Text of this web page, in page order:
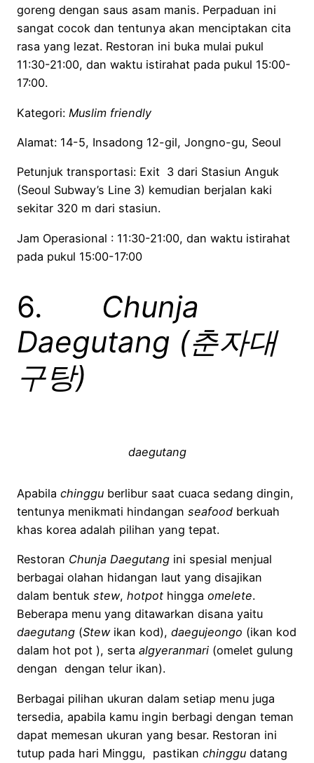
goreng dengan saus asam manis. Perpaduan ini
sangat cocok dan tentunya akan menciptakan cita
rasa yang lezat. Restoran ini buka mulai pukul
11:30-21:00, dan waktu istirahat pada pukul 15:00-
17:00.
Kategori: Muslim friendly
Alamat: 14-5, Insadong 12-gil, Jongno-gu, Seoul
Petunjuk transportasi: Exit 3 dari Stasiun Anguk
(Seoul Subway’s Line 3) kemudian berjalan kaki
sekitar 320 m dari stasiun.
Jam Operasional : 11:30-21:00, dan waktu istirahat
pada pukul 15:00-17:00
6. Chunja
Daegutang (춘자대
구탕)
daegutang
Apabila chinggu berlibur saat cuaca sedang dingin,
tentunya menikmati hindangan seafood berkuah
khas korea adalah pilihan yang tepat.
Restoran Chunja Daegutang ini spesial menjual
berbagai olahan hidangan laut yang disajikan
dalam bentuk stew, hotpot hingga omelete.
Beberapa menu yang ditawarkan disana yaitu
daegutang (Stewikan kod), daegujeongo (ikan kod
dalam hot pot ), serta algyeranmari (omelet gulung
dengan dengan telur ikan).
Berbagai pilihan ukuran dalam setiap menu juga
tersedia, apabila kamu ingin berbagi dengan teman
dapat memesan ukuran yang besar. Restoran ini
tutup pada hari Minggu, pastikan chinggu datang